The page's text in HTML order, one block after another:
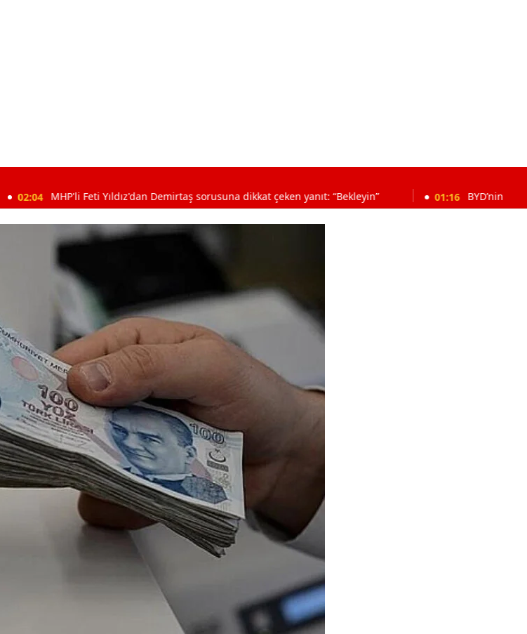
MHP'li Feti Yıldız'dan Demirtaş sorusuna dikkat çeken yanıt: “Bekleyin” 01:16 BYD’nin Türkiye